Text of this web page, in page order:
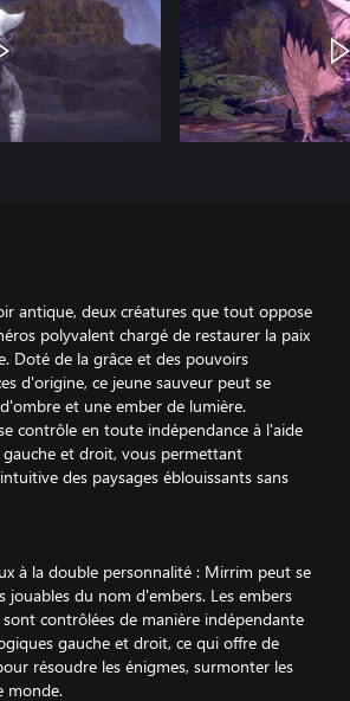
antique, deux créatures que tout oppose
polyvalent chargé de restaurer la paix
Doté de la grâce et des pouvoirs
d'origine, ce jeune sauveur peut se
et une ember de lumière.
contrôle en toute indépendance à l'aide
gauche et droit, vous permettant
des paysages éblouissants sans
à la double personnalité : Mirrim peut se
jouables du nom d'embers. Les embers
contrôlées de manière indépendante
gauche et droit, ce qui offre de
résoudre les énigmes, surmonter les
monde.